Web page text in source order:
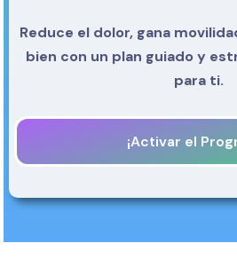
Reduce el dolor, gana
bien con un plan guiado y
para ti.
¡Activar el